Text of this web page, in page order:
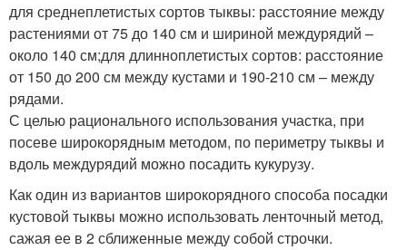
для среднеплетистых сортов тыквы: расстояние между
растениями от 75 до 140 см и шириной междурядий –
около 140 см;для длинноплетистых сортов: расстояние
от 150 до 200 см между кустами и 190-210 см – между
рядами.
С целью рационального использования участка, при
посеве широкорядным методом, по периметру тыквы и
вдоль междурядий можно посадить кукурузу.
Как один из вариантов широкорядного способа посадки
кустовой тыквы можно использовать ленточный метод,
сажая ее в 2 сближенные между собой строчки.